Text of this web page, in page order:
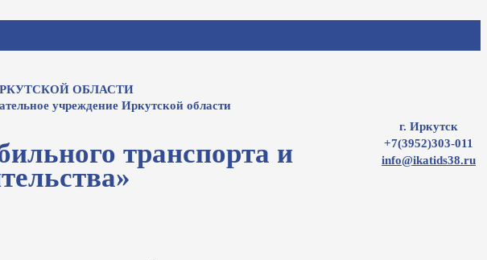
ОБЛАСТИ
учреждение Иркутской области
транспорта и
г. Иркутск
+7(3952)303-011
info@ikatids38.ru